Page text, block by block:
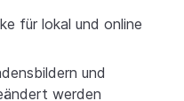
für lokal und online
und
werden